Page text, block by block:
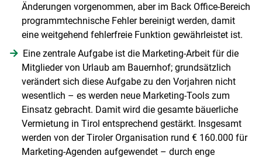
Änderungen vorgenommen, aber im Back Office-Bereich
programmtechnische Fehler bereinigt werden, damit
eine weitgehend fehlerfreie Funktion gewährleistet ist.
Eine zentrale Aufgabe ist die Marketing-Arbeit für die
Mitglieder von Urlaub am Bauernhof; grundsätzlich
verändert sich diese Aufgabe zu den Vorjahren nicht
wesentlich – es werden neue Marketing-Tools zum
Einsatz gebracht. Damit wird die gesamte bäuerliche
Vermietung in Tirol entsprechend gestärkt. Insgesamt
werden von der Tiroler Organisation rund € 160.000 für
Marketing-Agenden aufgewendet – durch enge